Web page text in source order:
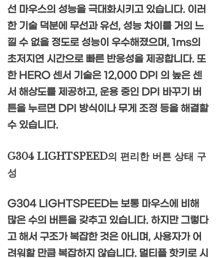
선 마우스의 성능을 극대화시키고 있습니다. 이러
한 기술 덕분에 무선과 유선, 성능 차이를 거의 느
낄 수 없을 정도로 성능이 우수해졌으며, 1ms의
초저지연 시간으로 빠른 반응성을 제공합니다. 또
한 HERO 센서 기술은 12,000 DPI 의 높은 센
서 해상도를 제공하고, 운용 중인 DPI 바꾸기 버
튼을 누르면 DPI 방식이나 무게 조정 등을 해결할
수 있습니다.
G304 LIGHTSPEED의 편리한 버튼 상태 구
성
G304 LIGHTSPEED는 보통 마우스에 비해
많은 수의 버튼을 갖추고 있습니다. 하지만 그렇다
고 해서 구조가 복잡한 것은 아니며, 사용자가 어
려워할 만큼 복잡하지 않습니다. 멀티플 핫키로 시